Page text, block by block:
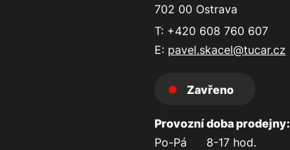
702 00 Ostrava
T: +420 608 760 607
E: pavel.skacel@tucar.cz
Zavřeno
Provozní doba prodejny:
Po-Pá
8-17 hod.